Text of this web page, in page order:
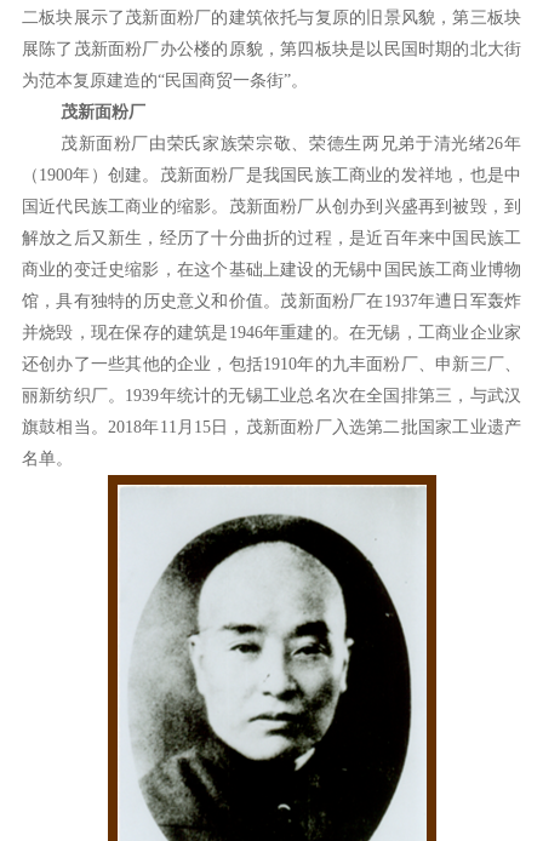
二板块展示了茂新面粉厂的建筑依托与复原的旧景风貌，第三板块
展陈了茂新面粉厂办公楼的原貌，第四板块是以民国时期的北大街
为范本复原建造的“民国商贸一条街”。
茂新面粉厂
茂新面粉厂由荣氏家族荣宗敬、荣德生两兄弟于清光绪26年
（1900年）创建。茂新面粉厂是我国民族工商业的发祥地，也是中
国近代民族工商业的缩影。茂新面粉厂从创办到兴盛再到被毁，到
解放之后又新生，经历了十分曲折的过程，是近百年来中国民族工
商业的变迁史缩影，在这个基础上建设的无锡中国民族工商业博物
馆，具有独特的历史意义和价值。茂新面粉厂在1937年遭日军轰炸
并烧毁，现在保存的建筑是1946年重建的。在无锡，工商业企业家
还创办了一些其他的企业，包括1910年的九丰面粉厂、申新三厂、
丽新纺织厂。1939年统计的无锡工业总名次在全国排第三，与武汉
旗鼓相当。2018年11月15日，茂新面粉厂入选第二批国家工业遗产
名单。